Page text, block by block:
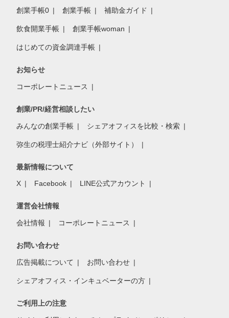
創業手帳0 創業手帳 補助金ガイド
飲食開業手帳 創業手帳woman
はじめての資金調達手帳
お知らせ
コーポレートニュース
創業/PR/経営相談したい
みんなの創業手帳 シェアオフィスを比較・検索
弥生の税理士紹介ナビ（外部サイト）
最新情報について
X Facebook LINE公式アカウント
運営会社情報
会社情報 コーポレートニュース
お問い合わせ
広告掲載について お問い合わせ
シェアオフィス・インキュベーターの方
ご利用上の注意